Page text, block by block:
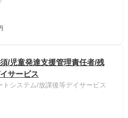
/児童発達支援管理責任者/残
サービス
システム/放課後等デイサービス